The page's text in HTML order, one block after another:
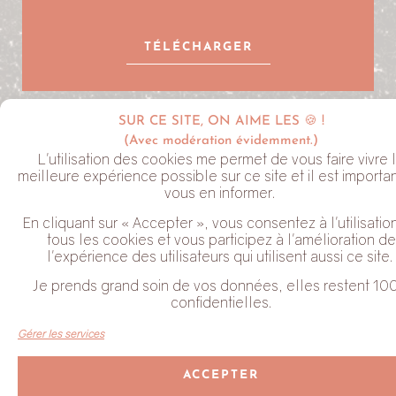
SUR CE SITE, ON AIME LES 🍪 !
(Avec modération évidemment.)
L'utilisation des cookies me permet de vous faire vivre
meilleure expérience possible sur ce site et il est
vous en informer.
En cliquant sur « Accepter », vous consentez à
tous les cookies et vous participez à l'amélioration de
l'expérience des utilisateurs qui utilisent aussi ce site.
Je prends grand soin de vos données, elles restent
confidentielles.
Gérer les services
ACCEPTER
TÉLÉCHARGER
LA NEWSLETTER ALYVE
J'habite dans le Perche
Coche cette case pour valider que tu acceptes de recevoir mes
Newsletter. Tu peux te désabonner à tout moment en cliquant sur
JE M'ABONNE